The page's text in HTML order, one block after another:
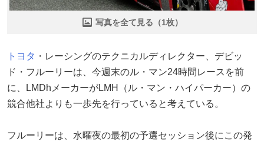
写真を全て見る（1枚）
トヨタ ・レーシングのテクニカルディレクター、デビッ
ド・フルーリーは、今週末のル・マン24時間レースを前
に、LMDhメーカーがLMH（ル・マン・ハイパーカー）の
競合他社よりも一歩先を行っていると考えている。
フルーリーは、水曜夜の最初の予選セッション後にこの発